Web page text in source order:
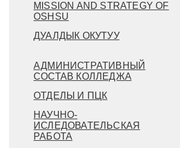
MISSION AND STRATEGY OF
OSHSU
ДУАЛДЫК ОКУТУУ
АДМИНИСТРАТИВНЫЙ
СОСТАВ КОЛЛЕДЖА
ОТДЕЛЫ И ПЦК
НАУЧНО-
ИСЛЕДОВАТЕЛЬСКАЯ
РАБОТА